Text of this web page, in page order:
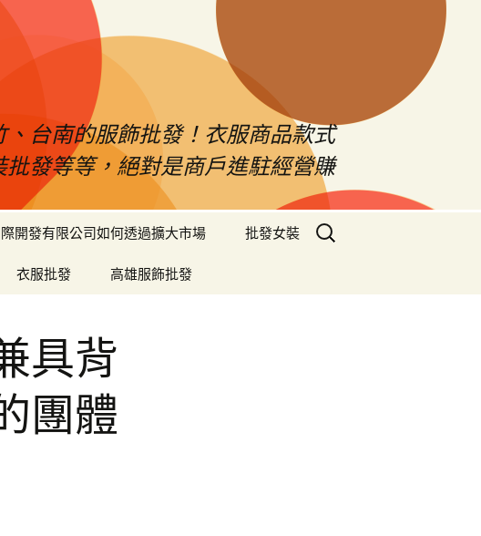
台南的服飾批發！衣服商品款式
發等等，絕對是商戶進駐經營賺
開發有限公司如何透過擴大市場 批發女裝
衣服批發 高雄服飾批發
搜
尋
具背
團體